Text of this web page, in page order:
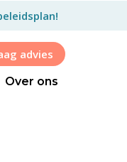
advies
Aanbod
submenu for
Over ons